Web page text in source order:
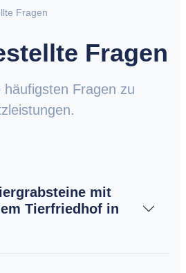
Fragen
Fragen
Fragen zu
mit
Tierfriedhof in